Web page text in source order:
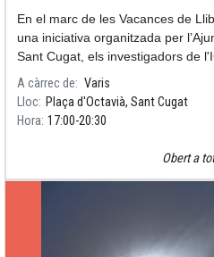
En el marc de les Vacances de
una iniciativa organitzada per
Sant Cugat, els investigadors de
participaran al taller “Petits
recerca de l’eclips
A càrrec de
Varis
Lloc Plaça d'Octavià, Sant Cugat
Hora 17:00 20:30
Obert a